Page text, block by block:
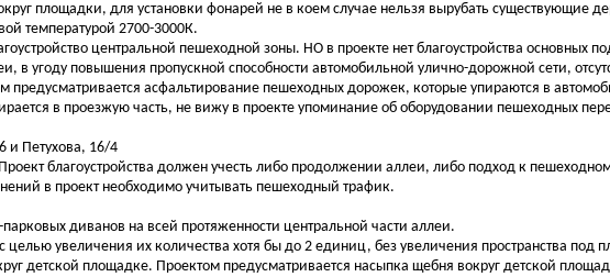
площадки, для установки фонарей не в коем случае нельзя вырубать существующие
температурой 2700-3000К.
центральной пешеходной зоны. НО в проекте нет благоустройства основных
в угоду повышения пропускной способности автомобильной улично-дорожной сети,
предусматривается асфальтирование пешеходных дорожек, которые упираются в
в проезжую часть, не вижу в проекте упоминание об оборудовании пешеходных
и Петухова, 16/4
благоустройства должен учесть либо продолжении аллеи, либо подход к
в проект необходимо учитывать пешеходный трафик.
диванов на всей протяженности центральной части аллеи.
увеличения их количества хотя бы до 2 единиц, без увеличения пространства под
детской площадке. Проектом предусматривается насыпка щебня вокруг детской